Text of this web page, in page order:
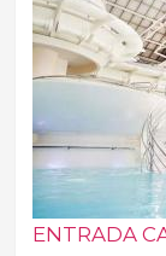
ENTRADA